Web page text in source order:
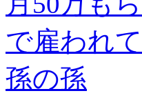
で雇われ
孫の孫